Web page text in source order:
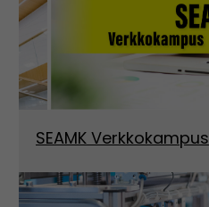
SEAMK Verkkokampus